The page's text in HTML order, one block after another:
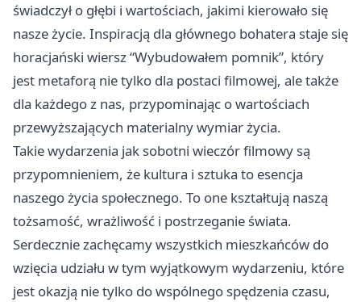
świadczył o głębi i wartościach, jakimi kierowało się
nasze życie. Inspiracją dla głównego bohatera staje się
horacjański wiersz “Wybudowałem pomnik”, który
jest metaforą nie tylko dla postaci filmowej, ale także
dla każdego z nas, przypominając o wartościach
przewyższających materialny wymiar życia.
Takie wydarzenia jak sobotni wieczór filmowy są
przypomnieniem, że kultura i sztuka to esencja
naszego życia społecznego. To one kształtują naszą
tożsamość, wrażliwość i postrzeganie świata.
Serdecznie zachęcamy wszystkich mieszkańców do
wzięcia udziału w tym wyjątkowym wydarzeniu, które
jest okazją nie tylko do wspólnego spędzenia czasu,